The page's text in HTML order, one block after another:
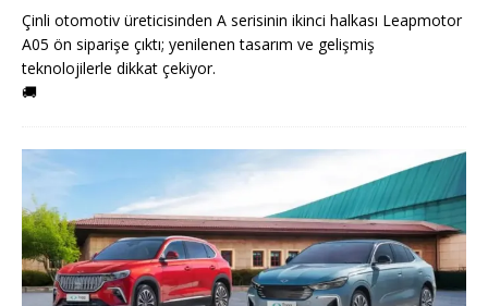
Çinli otomotiv üreticisinden A serisinin ikinci halkası Leapmotor
A05 ön siparişe çıktı; yenilenen tasarım ve gelişmiş
teknolojilerle dikkat çekiyor.
🚚